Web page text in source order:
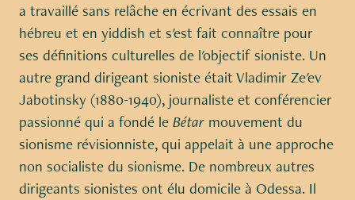
a travaillé sans relâche en écrivant des essais en
hébreu et en yiddish et s'est fait connaître pour
ses définitions culturelles de l'objectif sioniste. Un
autre grand dirigeant sioniste était Vladimir Ze'ev
Jabotinsky (1880-1940), journaliste et conférencier
passionné qui a fondé le Bétarmouvement du
sionisme révisionniste, qui appelait à une approche
non socialiste du sionisme. De nombreux autres
dirigeants sionistes ont élu domicile à Odessa. Il